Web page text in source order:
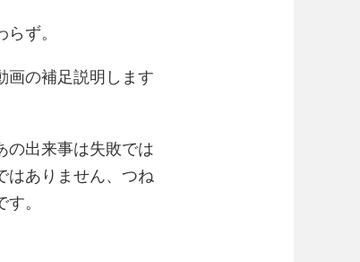
ず。
画の補足説明します
の出来事は失敗では
はありません、つね
。